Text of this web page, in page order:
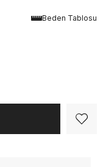
Beden Tablosu